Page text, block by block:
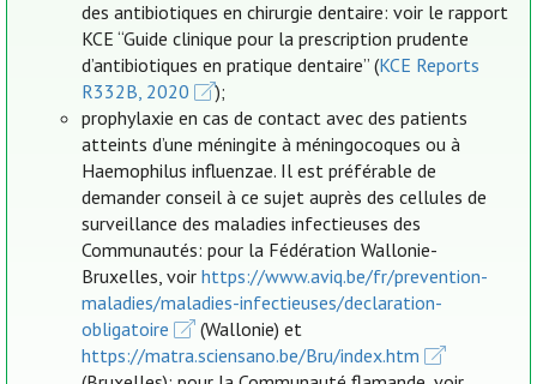
des antibiotiques en chirurgie dentaire: voir le rapport
KCE “Guide clinique pour la prescription prudente
d’antibiotiques en pratique dentaire” (KCE Reports
R332B, 2020
);
prophylaxie en cas de contact avec des patients
atteints d’une méningite à méningocoques ou à
Haemophilus influenzae. Il est préférable de
demander conseil à ce sujet auprès des cellules de
surveillance des maladies infectieuses des
Communautés: pour la Fédération Wallonie-
Bruxelles, voirhttps://www.aviq.be/fr/prevention-
maladies/maladies-infectieuses/declaration-
obligatoire
(Wallonie) et
https://matra.sciensano.be/Bru/index.htm